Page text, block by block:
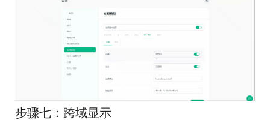
步骤七：跨域显示